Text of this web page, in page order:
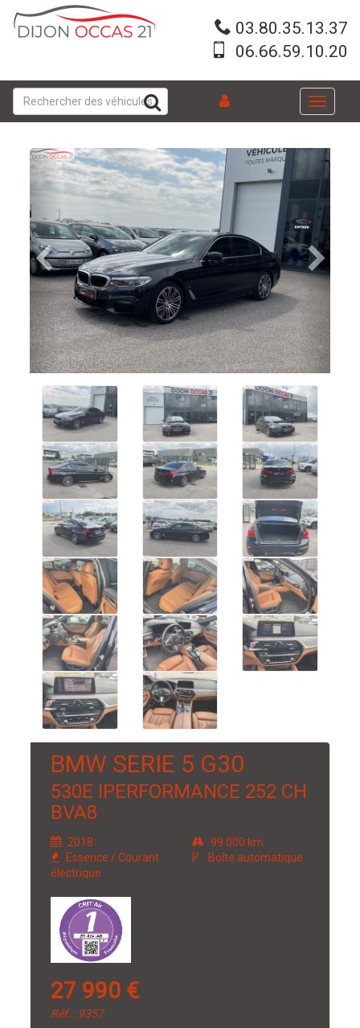
contenu
03.80.35.13.37
06.66.59.10.20
Toggle
BMW SERIE 5 G30
530E IPERFORMANCE 252 CH
BVA8
2018
99 000 km
Essence / Courant
électrique
Boîte automatique
27 990 €
Réf. : 9357